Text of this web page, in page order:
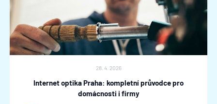
28. 4. 2026
Internet optika Praha: kompletní průvodce pro
domácnosti i firmy